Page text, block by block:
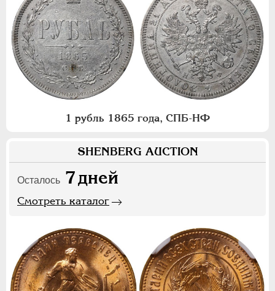
1 рубль 1865 года, СПБ-НФ
SHENBERG AUCTION
Осталось 7дней
Смотреть каталог